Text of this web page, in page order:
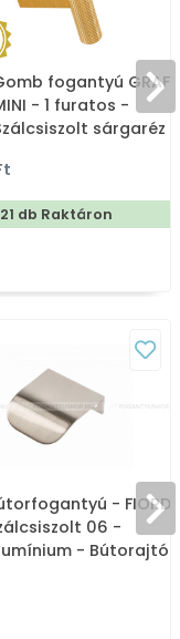
fogantyú GRAF
- 1 furatos -
sárgaréz
21 db Raktáron
- FIORD
06 -
- Bútorajtó